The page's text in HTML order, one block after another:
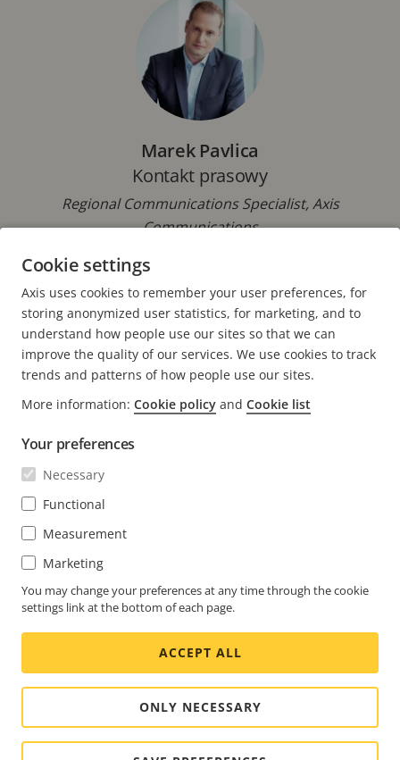
Marek Pavlica
Kontakt prasowy
Regional Communications Specialist, Axis
Communications
Telefon: +42 073 431 9237
E-mail:marek.pavlica@axis.com
FOOTER
KONTAKT
Kontakt z nami
Experience Center
WIADOMOŚCI I HISTORIE
Opinie użytkowników
Life at Axis
Engineering at Axis
SUBSKRYBUJ
Subskrybuj biuletyn
Subskrybuj wiadomości e-mail z powiadomieniami
dotyczącymi bezpieczeństwa firmy Axis
POLAND / POLSKI MATERIAŁY PRASOWE
Social
Media
Menu
Facebook
Linkedin
Youtube
X
(Twitter)
Instagram
Cookie settings Oznaczenie
© 2026 Axis Communications AB. Wszelkie prawa
Cookie settings
Axis uses cookies to remember your user preferences, for
storing anonymized user statistics, for marketing, and to
understand how people use our sites so that we can
improve the quality of our services. We use cookies to track
trends and patterns of how people use our sites.
More information: Cookie policy and Cookie list
Your preferences
Necessary
Functional
Measurement
Marketing
You may change your preferences at any time through the cookie
settings link at the bottom of each page.
ACCEPT ALL
ONLY NECESSARY